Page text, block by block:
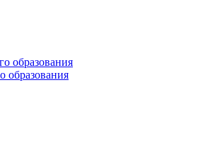
образования
образования